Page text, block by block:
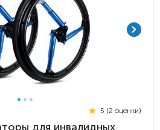
5 (2 оценки)
для инвалидных